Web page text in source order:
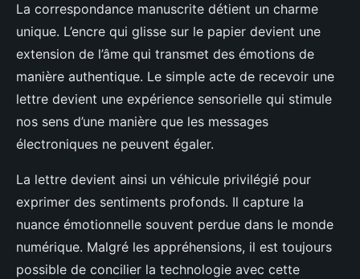
La correspondance manuscrite détient un charme
unique. L’encre qui glisse sur le papier devient une
extension de l’âme qui transmet des émotions de
manière authentique. Le simple acte de recevoir une
lettre devient une expérience sensorielle qui stimule
nos sens d’une manière que les messages
électroniques ne peuvent égaler.
La lettre devient ainsi un véhicule privilégié pour
exprimer des sentiments profonds. Il capture la
nuance émotionnelle souvent perdue dans le monde
numérique. Malgré les appréhensions, il est toujours
possible de concilier la technologie avec cette